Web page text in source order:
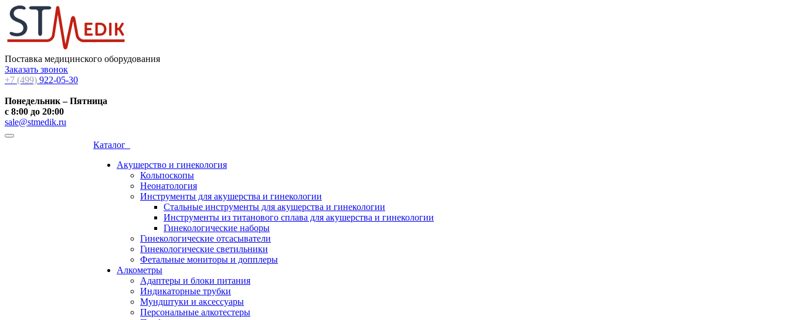
Поставка медицинского оборудования
Заказать звонок
+7 (499) 922-05-30
Понедельник – Пятница
с 8:00 до 20:00
sale@stmedik.ru
Каталог
Акушерство и гинекология
Кольпоскопы
Неонатология
Инструменты для акушерства и гинекологии
Стальные инструменты для акушерства и гинекологии
Инструменты из титанового сплава для акушерства и гинекологии
Гинекологические наборы
Гинекологические отсасыватели
Гинекологические светильники
Фетальные мониторы и допплеры
Алкометры
Адаптеры и блоки питания
Индикаторные трубки
Мундштуки и аксессуары
Персональные алкотестеры